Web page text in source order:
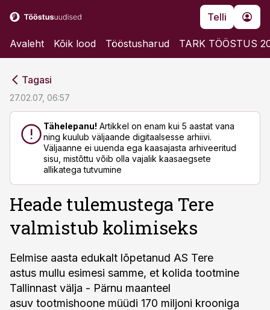
Telli
Avaleht Kõik lood Tööstusharud TARK TÖÖSTUS
Tagasi
27.02.07, 06:57
Tähelepanu! Artikkel on enam kui 5 aastat vana
ning kuulub väljaande digitaalsesse arhiivi.
Väljaanne ei uuenda ega kaasajasta arhiveeritud
sisu, mistõttu võib olla vajalik kaasaegsete
allikatega tutvumine
Heade tulemustega Tere
valmistub kolimiseks
Eelmise aasta edukalt lõpetanud AS Tere
astus mullu esimesi samme, et kolida tootmine
Tallinnast välja - Pärnu maanteel
asuv tootmishoone müüdi 170 miljoni krooniga